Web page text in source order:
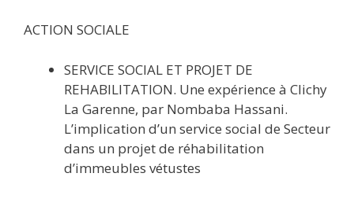
ACTION SOCIALE
SERVICE SOCIAL ET PROJET DE
REHABILITATION. Une expérience à Clichy
La Garenne, par Nombaba Hassani.
L’implication d’un service social de Secteur
dans un projet de réhabilitation
d’immeubles vétustes